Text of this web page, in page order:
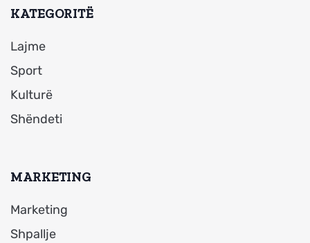
KATEGORITË
Lajme
Sport
Kulturë
Shëndeti
MARKETING
Marketing
Shpallje